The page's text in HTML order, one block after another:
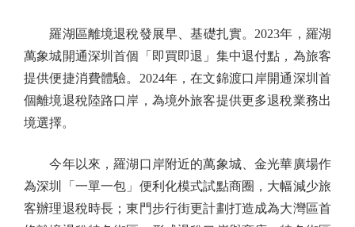
羅湖區離境退稅發展早、基礎扎實。2023年，羅湖
萬象城開通深圳首個「即買即退」集中退付點，為旅客
提供便捷消費體驗。2024年，在文錦渡口岸開通深圳首
個離境退稅陸路口岸，為境外旅客提供更多退稅業務出
境選擇。
今年以來，羅湖口岸附近的萬象城、金光華廣場作
為深圳「一單一包」便利化模式試點商圈，大幅減少旅
客辦理退稅時長；東門步行街更計劃打造成為大灣區首